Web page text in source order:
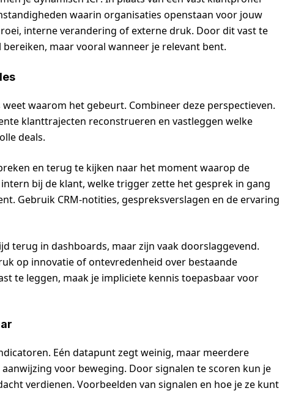
waarin organisaties openstaan voor jouw
interne verandering of externe druk. Door dit vast te
maar vooral wanneer je relevant bent.
waarom het gebeurt. Combineer deze perspectieven.
klanttrajecten reconstrueren en vastleggen welke
deals.
en terug te kijken naar het moment waarop de
bij de klant, welke trigger zette het gesprek in gang
Gebruik CRM-notities, gespreksverslagen en de ervaring
terug in dashboards, maar zijn vaak doorslaggevend.
op innovatie of ontevredenheid over bestaande
te leggen, maak je impliciete kennis toepasbaar voor
Eén datapunt zegt weinig, maar meerdere
voor beweging. Door signalen te scoren kun je
verdienen. Voorbeelden van signalen en hoe je ze kunt